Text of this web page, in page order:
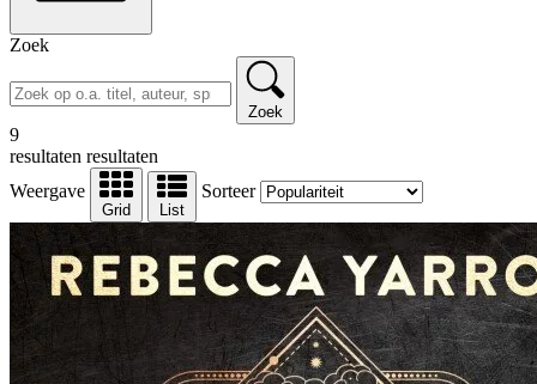
Zoek
Zoek
9
resultaten resultaten
Weergave
Grid List
Sorteer